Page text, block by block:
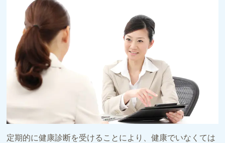
定期的に健康診断を受けることにより、健康でいなくては